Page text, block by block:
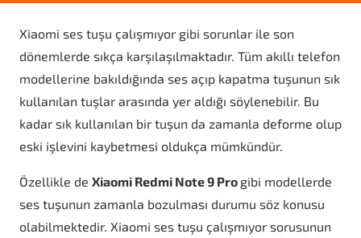
Xiaomi ses tuşu çalışmıyor gibi sorunlar ile son
dönemlerde sıkça karşılaşılmaktadır. Tüm akıllı telefon
modellerine bakıldığında ses açıp kapatma tuşunun sık
kullanılan tuşlar arasında yer aldığı söylenebilir. Bu
kadar sık kullanılan bir tuşun da zamanla deforme olup
eski işlevini kaybetmesi oldukça mümkündür.
Özellikle de Xiaomi Redmi Note 9 Pro gibi modellerde
ses tuşunun zamanla bozulması durumu söz konusu
olabilmektedir. Xiaomi ses tuşu çalışmıyor sorusunun